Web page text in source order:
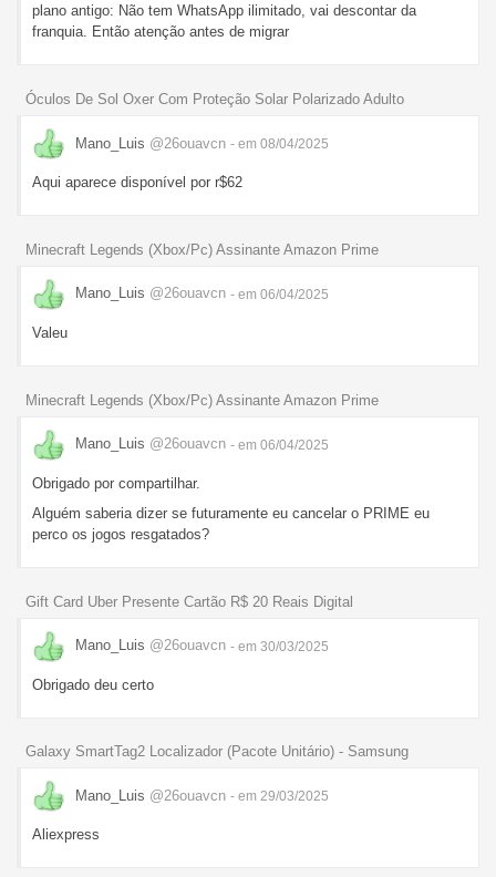
plano antigo: Não tem WhatsApp ilimitado, vai descontar da
franquia. Então atenção antes de migrar
Óculos De Sol Oxer Com Proteção Solar Polarizado Adulto
Mano_Luis @26ouavcn - em 08/04/2025
Aqui aparece disponível por r$62
Minecraft Legends (Xbox/Pc) Assinante Amazon Prime
Mano_Luis @26ouavcn - em 06/04/2025
Valeu
Minecraft Legends (Xbox/Pc) Assinante Amazon Prime
Mano_Luis @26ouavcn - em 06/04/2025
Obrigado por compartilhar.
Alguém saberia dizer se futuramente eu cancelar o PRIME eu
perco os jogos resgatados?
Gift Card Uber Presente Cartão R$ 20 Reais Digital
Mano_Luis @26ouavcn - em 30/03/2025
Obrigado deu certo
Galaxy SmartTag2 Localizador (Pacote Unitário) - Samsung
Mano_Luis @26ouavcn - em 29/03/2025
Aliexpress